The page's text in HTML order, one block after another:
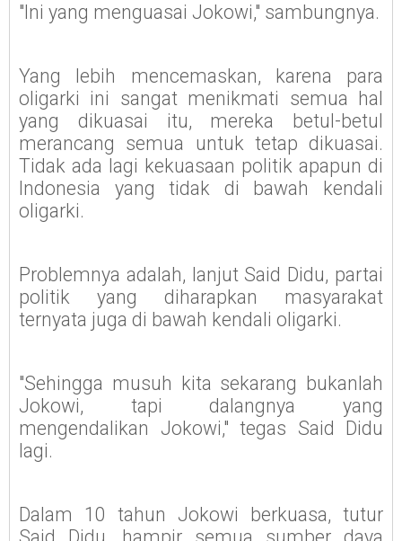
"Ini yang menguasai Jokowi," sambungnya.
Yang lebih mencemaskan, karena para
oligarki ini sangat menikmati semua hal
yang dikuasai itu, mereka betul-betul
merancang semua untuk tetap dikuasai.
Tidak ada lagi kekuasaan politik apapun di
Indonesia yang tidak di bawah kendali
oligarki.
Problemnya adalah, lanjut Said Didu, partai
politik yang diharapkan masyarakat
ternyata juga di bawah kendali oligarki.
"Sehingga musuh kita sekarang bukanlah
Jokowi, tapi dalangnya yang
mengendalikan Jokowi," tegas Said Didu
lagi.
Dalam 10 tahun Jokowi berkuasa, tutur